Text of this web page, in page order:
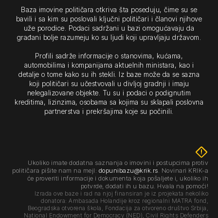
Baza imovine političara otkriva šta poseduju, čime su se
bavili i sa kim su poslovali ključni političari i članovi njihove
uže porodice. Podaci sadržani u bazi omogućavaju da
građani bolje razumeju ko su ljudi koji upravljaju državom.
Profili sadrže informacije o stanovima, kućama,
automobilima i kompanijama aktuelnih ministara, kao i
detalje o tome kako su ih stekli. Iz baze može da se sazna
koji političari su učestvovali u divljoj gradnji i imaju
nelegalizovane objekte. Tu su i podaci o podignutim
kreditima, lizinzima, osobama sa kojima su sklapali poslovna
partnerstva i prekršajima koje su počinili.
emergency_home
Ukoliko imate dodatna saznanja o imovini i postupcima protiv
političara pišite nam na mejl: dopunibazu@krik.rs . Novinari KRIK-a
će proveriti informacije i dokumenta koja pošaljete i, ukoliko ih
potvrde, dodati ih u bazu. Hvala na pomoći!
Izrada ove baze i rad na njoj finansiran je iz projekata nekoliko
donatora: Ambasada Holandije kroz regionalni MATRA fond,
Beogradska otvorena škola, Fondacija za otvoreno društvo Srbija,
National Endowment for Democracy (NED), Civil Rights Defenders